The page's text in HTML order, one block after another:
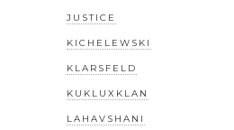
JUSTICE
KICHELEWSKI
KLARSFELD
KUKLUXKLAN
LAHAVSHANI